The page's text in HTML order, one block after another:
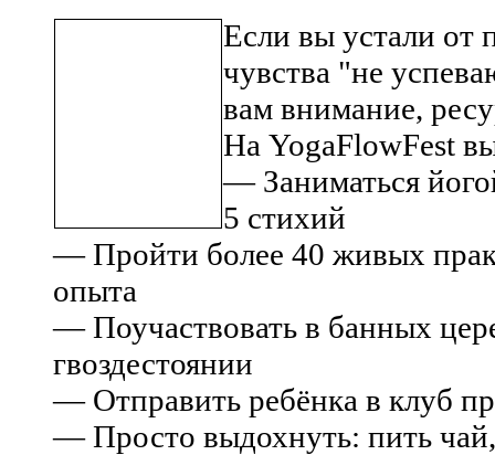
Если вы устали от
чувства "не
вам внимание,
На YogaFlowFest
— Заниматься
5 стихий
— Пройти более 40 живых
опыта
— Поучаствовать в банных
гвоздестоянии
— Отправить ребёнка в клуб
— Просто выдохнуть: пить чай,